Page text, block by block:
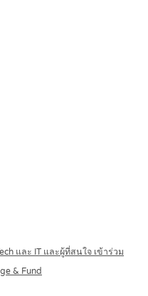
และ IT และผู้ที่สนใจ เข้าร่วม
& Fund